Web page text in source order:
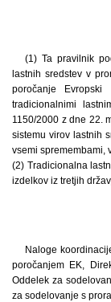
(1) Ta pravilnik
lastnih sredstev v
poročanje
tradicionalnimi
1150/2000 z dne 22.
sistemu virov lastnih
vsemi spremembami,
(2) Tradicionalna
izdelkov iz tretjih
Naloge
poročanjem EK,
Oddelek za
za sodelovanje s